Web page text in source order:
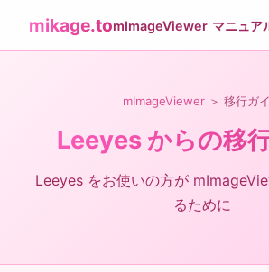
mikage.tomImageViewer マニュア
mImageViewer＞ 移行ガ
Leeyes からの移
Leeyes をお使いの方が
るために